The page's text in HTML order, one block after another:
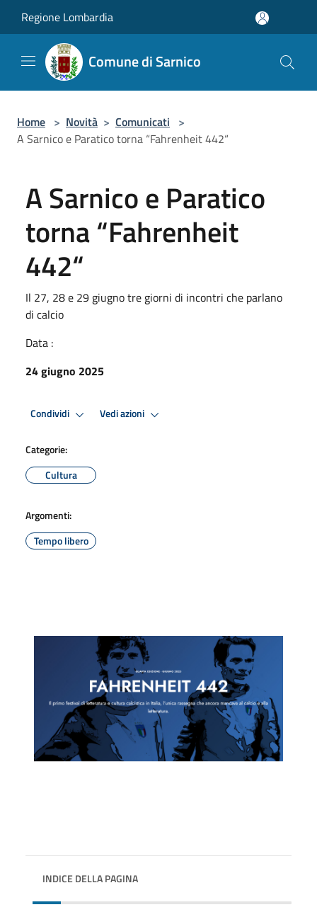
Regione Lombardia
Comune di Sarnico
Home > Novità > Comunicati >
A Sarnico e Paratico torna “Fahrenheit 442“
A Sarnico e Paratico
torna “Fahrenheit
442“
Il 27, 28 e 29 giugno tre giorni di incontri che parlano
di calcio
Data :
24 giugno 2025
Condividi Vedi azioni
Categorie:
Cultura
Argomenti:
Tempo libero
INDICE DELLA PAGINA